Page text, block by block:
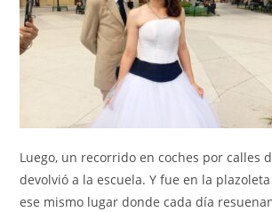
Luego, un recorrido en coches por calles
devolvió a la escuela. Y fue en la
ese mismo lugar donde cada día